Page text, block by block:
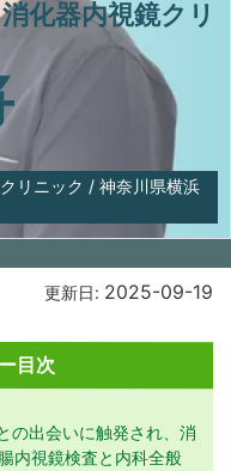
化器内視鏡クリ
リニック / 神奈川県横浜
更新日: 2025-09-19
目次
の出会いに触発され、消
内視鏡検査と内科全般